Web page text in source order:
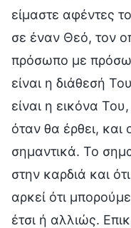
είμαστε αφέντες
σε έναν Θεό, τον
πρόσωπο με
είναι η διάθεσή
είναι η εικόνα
όταν θα έρθει, και
σημαντικά. Το
στην καρδιά και
αρκεί ότι
έτσι ή αλλιώς.